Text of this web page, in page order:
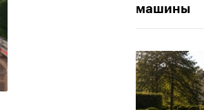
машины